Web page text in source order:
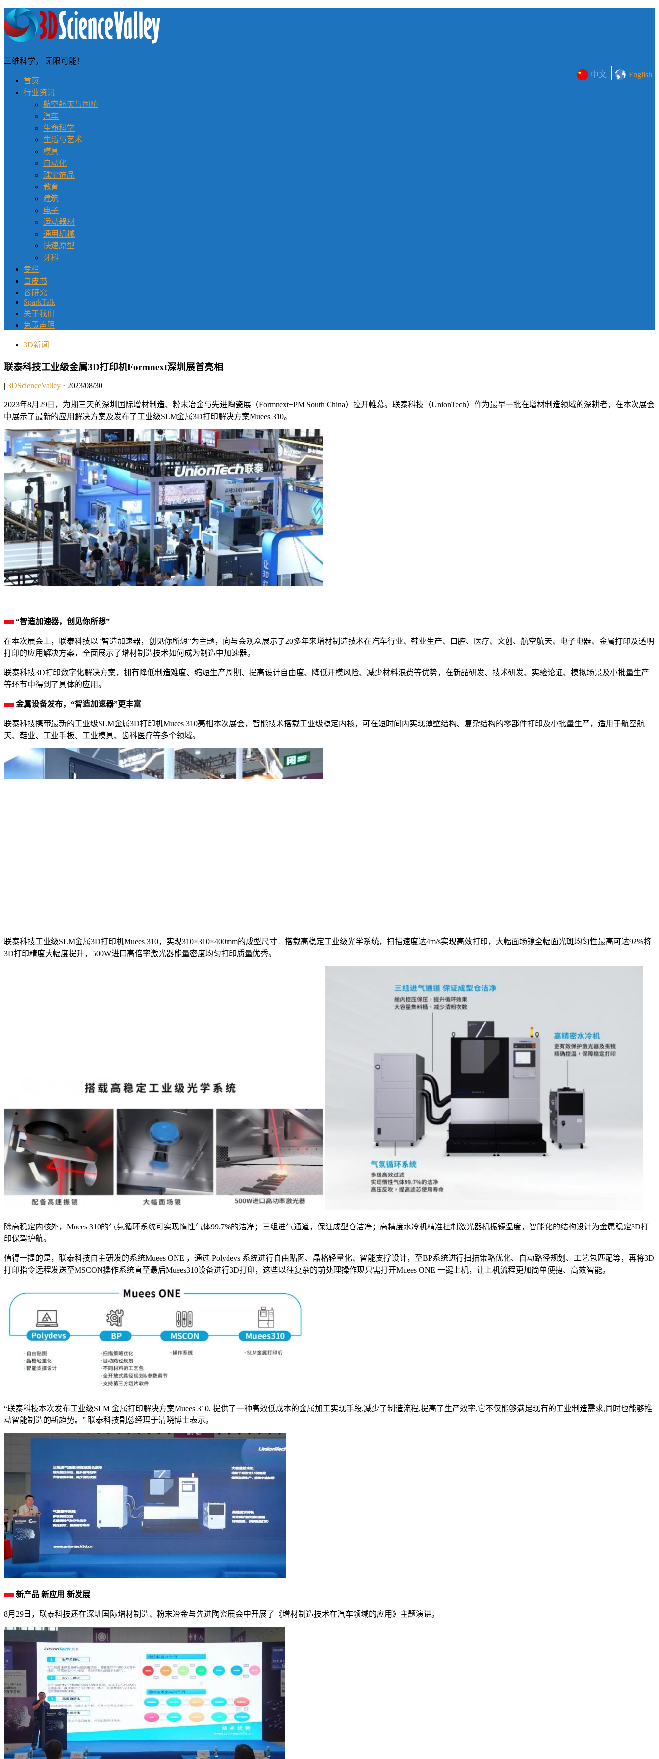
中文 English
三维科学， 无限可能！
首页
行业资讯
航空航天与国防
汽车
生命科学
生活与艺术
模具
自动化
珠宝饰品
教育
建筑
电子
运动器材
通用机械
快速原型
牙科
专栏
白皮书
谷研究
SparkTalk
关于我们
免责声明
3D新闻
联泰科技工业级金属3D打印机Formnext深圳展首亮相
| 3DScienceValley · 2023/08/30
2023年8月29日，为期三天的深圳国际增材制造、粉末冶金与先进陶瓷展（Formnext+PM South China）拉开帷幕。联泰科技（UnionTech）作为最早一批在增材制造领域的深耕者，在本次展会
中展示了最新的应用解决方案及发布了工业级SLM金属3D打印解决方案Muees 310。
“智造加速器，创见你所想”
在本次展会上，联泰科技以“智造加速器，创见你所想”为主题，向与会观众展示了20多年来增材制造技术在汽车行业、鞋业生产、口腔、医疗、文创、航空航天、电子电器、金属打印及透明
打印的应用解决方案，全面展示了增材制造技术如何成为制造中加速器。
联泰科技3D打印数字化解决方案，拥有降低制造难度、缩短生产周期、提高设计自由度、降低开模风险、减少材料浪费等优势，在新品研发、技术研发、实验论证、模拟场景及小批量生产
等环节中得到了具体的应用。
金属设备发布，“智造加速器”更丰富
联泰科技携带最新的工业级SLM金属3D打印机Muees 310亮相本次展会，智能技术搭载工业级稳定内核，可在短时间内实现薄壁结构、复杂结构的零部件打印及小批量生产，适用于航空航
天、鞋业、工业手板、工业模具、齿科医疗等多个领域。
联泰科技工业级SLM金属3D打印机Muees 310，实现310×310×400mm的成型尺寸，搭载高稳定工业级光学系统，扫描速度达4m/s实现高效打印，大幅面场镜全幅面光斑均匀性最高可达92%将
3D打印精度大幅度提升，500W进口高倍率激光器能量密度均匀打印质量优秀。
除高稳定内核外，Muees 310的气氛循环系统可实现惰性气体99.7%的洁净；三组进气通道，保证成型仓洁净；高精度水冷机精准控制激光器机振镜温度，智能化的结构设计为金属稳定3D打
印保驾护航。
值得一提的是，联泰科技自主研发的系统Muees ONE ，通过 Polydevs 系统进行自由贴图、晶格轻量化、智能支撑设计，至BP系统进行扫描策略优化、自动路径规划、工艺包匹配等，再将3D
打印指令远程发送至MSCON操作系统直至最后Muees310设备进行3D打印，这些以往复杂的前处理操作现只需打开Muees ONE 一键上机，让上机流程更加简单便捷、高效智能。
“联泰科技本次发布工业级SLM 金属打印解决方案Muees 310, 提供了一种高效低成本的金属加工实现手段,减少了制造流程,提高了生产效率,它不仅能够满足现有的工业制造需求,同时也能够推
动智能制造的新趋势。” 联泰科技副总经理于清晓博士表示。
新产品 新应用 新发展
8月29日，联泰科技还在深圳国际增材制造、粉末冶金与先进陶瓷展会中开展了《增材制造技术在汽车领域的应用》主题演讲。